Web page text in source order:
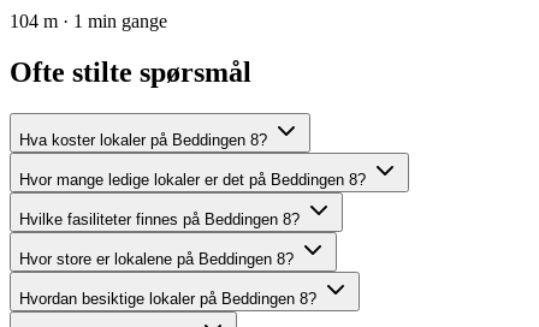
104 m · 1 min gange
Ofte stilte spørsmål
Hva koster lokaler på Beddingen 8?
Hvor mange ledige lokaler er det på Beddingen 8?
Hvilke fasiliteter finnes på Beddingen 8?
Hvor store er lokalene på Beddingen 8?
Hvordan besiktige lokaler på Beddingen 8?